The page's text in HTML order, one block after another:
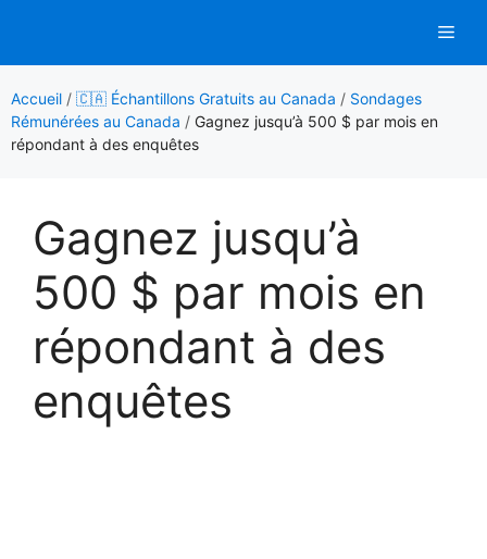
contenu
Accueil / 🇨🇦 Échantillons Gratuits au Canada / Sondages
Rémunérées au Canada / Gagnez jusqu’à 500 $ par mois en
répondant à des enquêtes
Gagnez jusqu’à
500 $ par mois en
répondant à des
enquêtes